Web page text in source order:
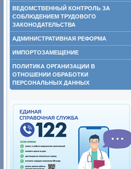
ВЕДОМСТВЕННЫЙ КОНТРОЛЬ ЗА
СОБЛЮДЕНИЕМ ТРУДОВОГО
ЗАКОНОДАТЕЛЬСТВА
АДМИНИСТРАТИВНАЯ РЕФОРМА
ИМПОРТОЗАМЕЩЕНИЕ
ПОЛИТИКА ОРГАНИЗАЦИИ В
ОТНОШЕНИИ ОБРАБОТКИ
ПЕРСОНАЛЬНЫХ ДАННЫХ